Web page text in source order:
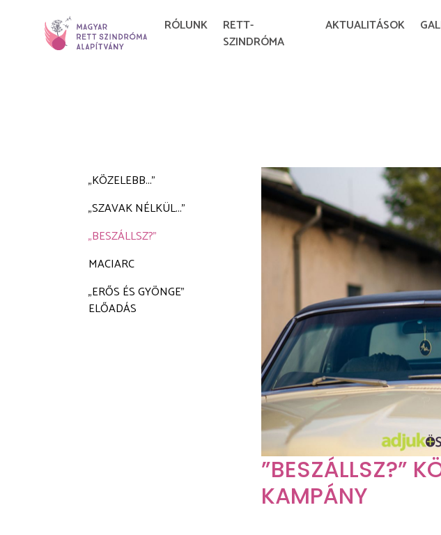
RÓLUNK
RETT-
SZINDRÓMA
AKTUALITÁSOK
„KÖZELEBB...”
„SZAVAK NÉLKÜL...”
„BESZÁLLSZ?”
MACIARC
„ERŐS ÉS GYÖNGE”
ELŐADÁS
”BESZÁLLSZ?”
KAMPÁNY